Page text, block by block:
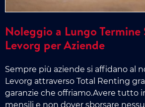
Noleggio a Lungo Termine
Levorg per Aziende
Sempre più aziende si affidano al
Levorg attraverso Total Renting
garanzie che offriamo.Avere tutto
mensili e non dover sborsare